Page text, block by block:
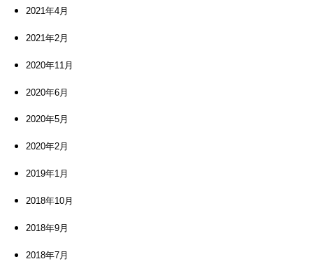
2021年4月
2021年2月
2020年11月
2020年6月
2020年5月
2020年2月
2019年1月
2018年10月
2018年9月
2018年7月